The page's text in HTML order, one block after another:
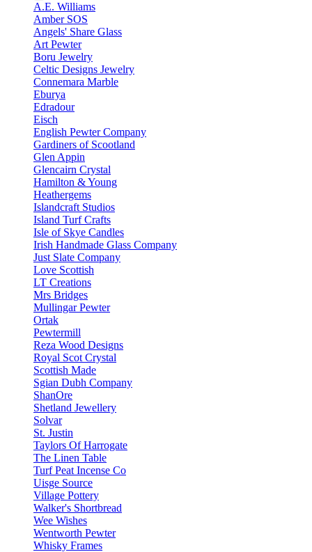
A.E. Williams
Amber SOS
Angels' Share Glass
Art Pewter
Boru Jewelry
Celtic Designs Jewelry
Connemara Marble
Eburya
Edradour
Eisch
English Pewter Company
Gardiners of Scootland
Glen Appin
Glencairn Crystal
Hamilton & Young
Heathergems
Islandcraft Studios
Island Turf Crafts
Isle of Skye Candles
Irish Handmade Glass Company
Just Slate Company
Love Scottish
LT Creations
Mrs Bridges
Mullingar Pewter
Ortak
Pewtermill
Reza Wood Designs
Royal Scot Crystal
Scottish Made
Sgian Dubh Company
ShanOre
Shetland Jewellery
Solvar
St. Justin
Taylors Of Harrogate
The Linen Table
Turf Peat Incense Co
Uisge Source
Village Pottery
Walker's Shortbread
Wee Wishes
Wentworth Pewter
Whisky Frames